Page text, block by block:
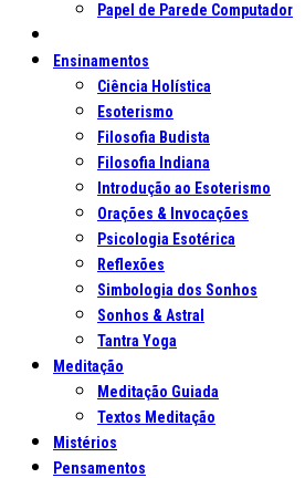
Papel de Parede Computador
Ensinamentos
Ciência Holística
Esoterismo
Filosofia Budista
Filosofia Indiana
Introdução ao Esoterismo
Orações & Invocações
Psicologia Esotérica
Reflexões
Simbologia dos Sonhos
Sonhos & Astral
Tantra Yoga
Meditação
Meditação Guiada
Textos Meditação
Mistérios
Pensamentos